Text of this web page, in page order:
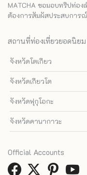
MATCHA ขอมอบทริปท่อ
ต้องการสัมผัสประสบการ
สถานที่ท่องเที่ยวยอดนิยม
จังหวัดโตเกียว
จังหวัดเกียวโต
จังหวัดฟุกุโอกะ
จังหวัดคานากาวะ
Official Accounts